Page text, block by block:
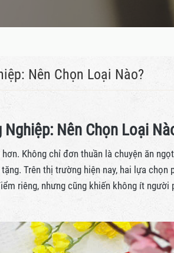
Nên Chọn Loại Nào?
Nên Chọn Loại
Không chỉ đơn thuần là chuyện ăn
Trên thị trường hiện nay, hai lựa chọn
riêng, nhưng cũng khiến không ít người